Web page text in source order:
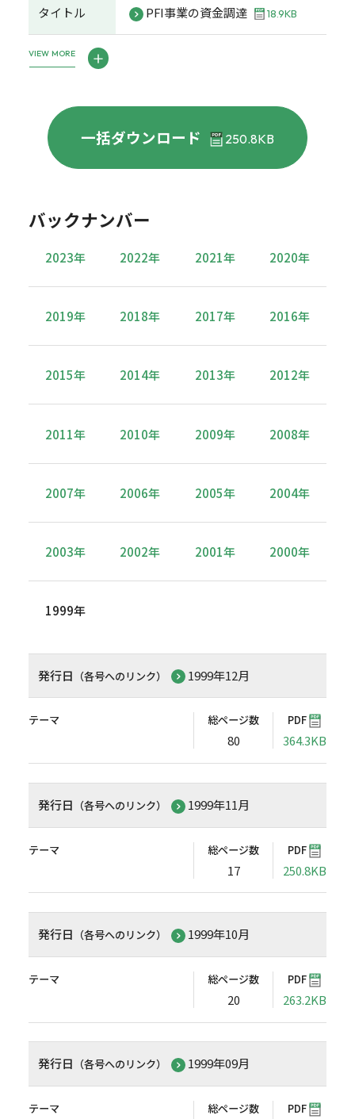
タイトル PFI事業の資金調達 18.9KB
VIEW MORE
一括ダウンロード 250.8KB
バックナンバー
2023年 2022年 2021年 2020年
2019年 2018年 2017年 2016年
2015年 2014年 2013年 2012年
2011年 2010年 2009年 2008年
2007年 2006年 2005年 2004年
2003年 2002年 2001年 2000年
1999年
発行日 （各号へのリンク） 1999年12月
テーマ 総ページ数
80
PDF
364.3KB
発行日 （各号へのリンク） 1999年11月
テーマ 総ページ数
17
PDF
250.8KB
発行日 （各号へのリンク） 1999年10月
テーマ 総ページ数
20
PDF
263.2KB
発行日 （各号へのリンク） 1999年09月
テーマ 総ページ数 PDF